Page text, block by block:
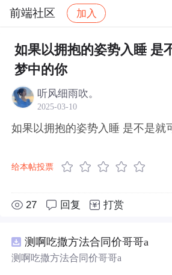
前端社区 加入
社区 前端社区 感慨 帖
如果以拥抱的姿势入睡 是
梦中的你
听风细雨吹。
2025-03-10
如果以拥抱的姿势入睡 是不是就
给本帖投票
27 回复 打赏
测啊吃撒方法合同价哥哥a
测啊吃撒方法合同价哥哥a